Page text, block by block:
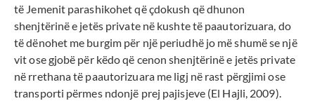
të Jemenit parashikohet që çdokush që dhunon
shenjtërinë e jetës private në kushte të paautorizuara, do
të dënohet me burgim për një periudhë jo më shumë se një
vit ose gjobë për këdo që cenon shenjtërinë e jetës private
në rrethana të paautorizuara me ligj në rast përgjimi ose
transporti përmes ndonjë prej pajisjeve (El Hajli, 2009).